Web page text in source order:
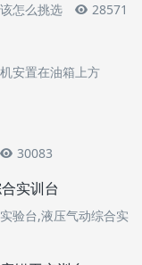
怎么挑选 28571
安置在油箱上方
30083
实训台
验台,液压气动综合实